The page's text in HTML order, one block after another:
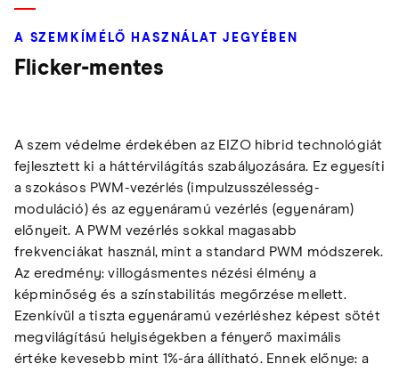
A SZEMKÍMÉLŐ HASZNÁLAT JEGYÉBEN
Flicker-mentes
A szem védelme érdekében az EIZO hibrid technológiát
fejlesztett ki a háttérvilágítás szabályozására. Ez egyesíti
a szokásos PWM-vezérlés (impulzusszélesség-
moduláció) és az egyenáramú vezérlés (egyenáram)
előnyeit. A PWM vezérlés sokkal magasabb
frekvenciákat használ, mint a standard PWM módszerek.
Az eredmény: villogásmentes nézési élmény a
képminőség és a színstabilitás megőrzése mellett.
Ezenkívül a tiszta egyenáramú vezérléshez képest sötét
megvilágítású helyiségekben a fényerő maximális
értéke kevesebb mint 1%-ára állítható. Ennek előnye: a